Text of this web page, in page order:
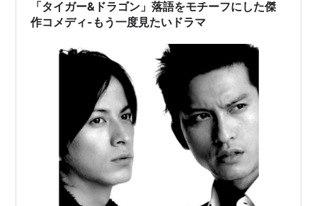
「タイガー&ドラゴン」落語をモチーフにした傑
作コメディ-もう一度見たいドラマ